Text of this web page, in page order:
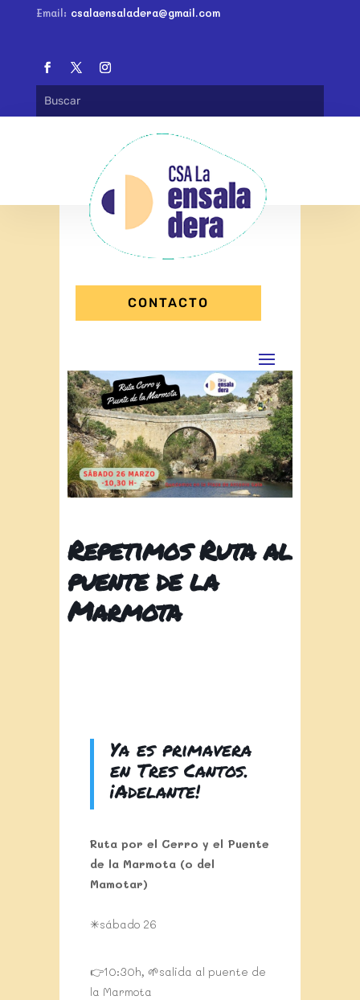
Email: csalaensaladera@gmail.com
CONTACTO
Repetimos Ruta al
puente de la
Marmota
Ya es primavera
en Tres Cantos.
¡Adelante!
Ruta por el Cerro y el Puente
de la Marmota (o del
Mamotar)
✳sábado 26
👉10:30h, 🌱salida al puente de
la Marmota